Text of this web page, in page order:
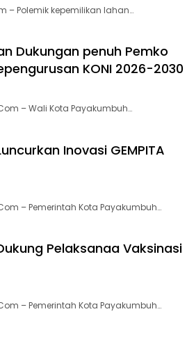
– Polemik kepemilikan lahan…
Dukungan penuh Pemko
KONI 2026-2030
– Wali Kota Payakumbuh…
Inovasi GEMPITA
– Pemerintah Kota Payakumbuh…
Pelaksanaa Vaksinasi
– Pemerintah Kota Payakumbuh…